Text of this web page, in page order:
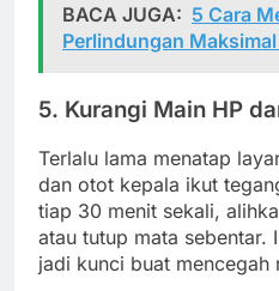
BACA JUGA: 5 Cara
Perlindungan
5. Kurangi Main HP
Terlalu lama menatap
dan otot kepala ikut
tiap 30 menit sekali,
atau tutup mata sebentar.
jadi kunci buat mencegah